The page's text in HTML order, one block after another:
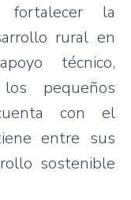
fortalecer la
rural en
técnico,
pequeños
con el
entre sus
sostenible